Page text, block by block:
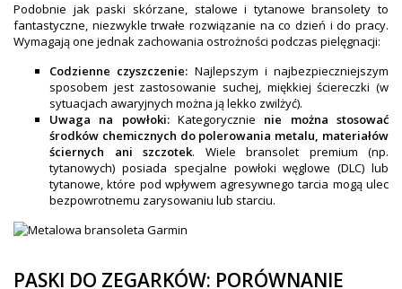
Podobnie jak paski skórzane, stalowe i tytanowe bransolety to
fantastyczne, niezwykle trwałe rozwiązanie na co dzień i do pracy.
Wymagają one jednak zachowania ostrożności podczas pielęgnacji:
Codzienne czyszczenie: Najlepszym i najbezpieczniejszym
sposobem jest zastosowanie suchej, miękkiej ściereczki (w
sytuacjach awaryjnych można ją lekko zwilżyć).
Uwaga na powłoki:Kategorycznie nie można stosować
środków chemicznych do polerowania metalu, materiałów
ściernych ani szczotek. Wiele bransolet premium (np.
tytanowych) posiada specjalne powłoki węglowe (DLC) lub
tytanowe, które pod wpływem agresywnego tarcia mogą ulec
bezpowrotnemu zarysowaniu lub starciu.
PASKI DO ZEGARKÓW: PORÓWNANIE